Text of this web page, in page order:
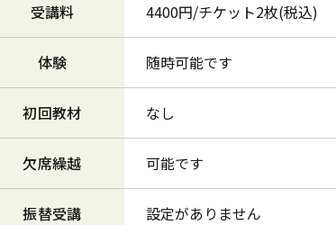
受講料 4400円/チケット2枚(税込)
体験 随時可能です
初回教材 なし
欠席繰越 可能です
振替受講 設定がありません